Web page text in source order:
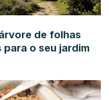
de folhas
o seu jardim